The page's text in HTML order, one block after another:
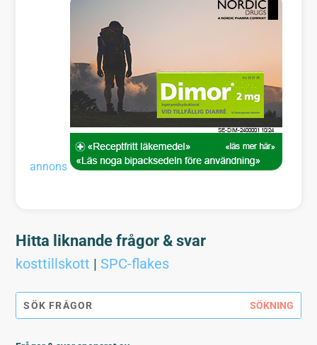
annons
Hitta liknande frågor & svar
kosttillskott | SPC-flakes